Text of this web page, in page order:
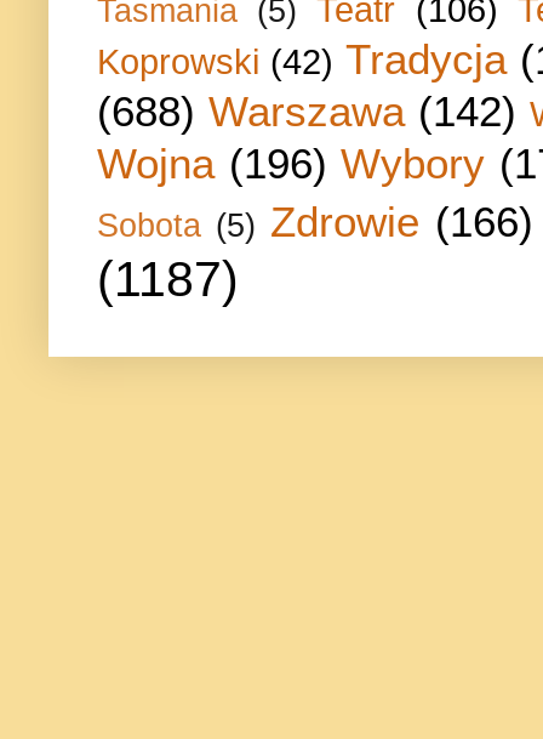
Tasmania (5) Teatr (106)
Koprowski (42) Tradycja
(688) Warszawa (142)
Wojna (196) Wybory
Sobota (5) Zdrowie (166)
(1187)